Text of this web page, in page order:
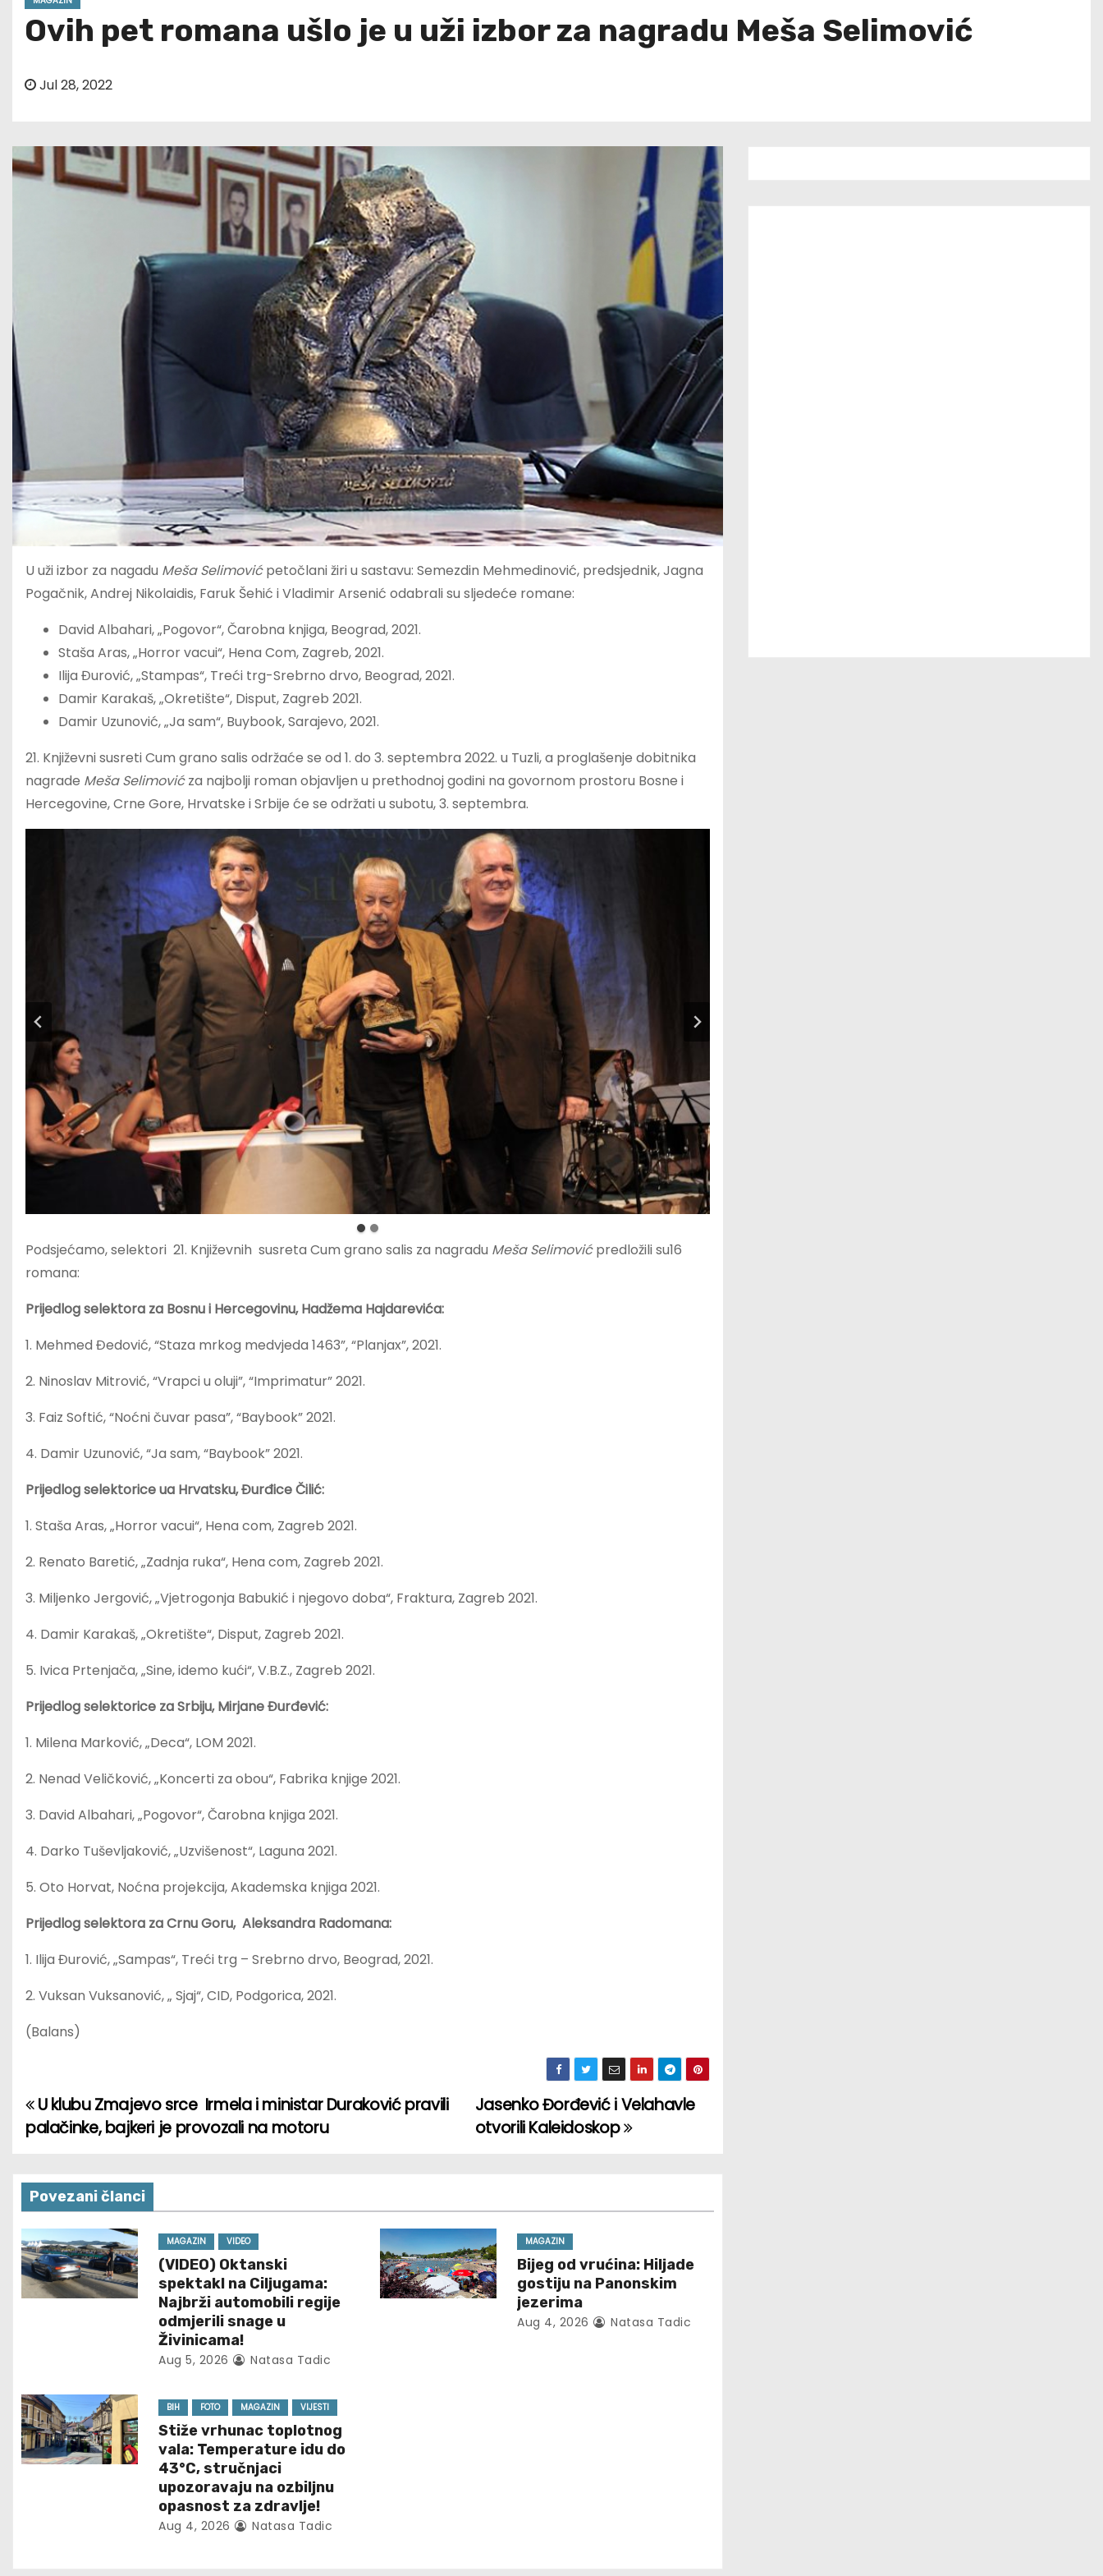
Ovih pet romana ušlo je u uži izbor za nagradu Meša Selimović
Jul 28, 2022
U uži izbor za nagadu Meša Selimovićpetočlani žiri u sastavu: Semezdin Mehmedinović, predsjednik, Jagna
Pogačnik, Andrej Nikolaidis, Faruk Šehić i Vladimir Arsenić odabrali su sljedeće romane:
David Albahari, „Pogovor“, Čarobna knjiga, Beograd, 2021.
Staša Aras, „Horror vacui“, Hena Com, Zagreb, 2021.
Ilija Đurović, „Stampas“, Treći trg-Srebrno drvo, Beograd, 2021.
Damir Karakaš, „Okretište“, Disput, Zagreb 2021.
Damir Uzunović, „Ja sam“, Buybook, Sarajevo, 2021.
21. Književni susreti Cum grano salis održaće se od 1. do 3. septembra 2022. u Tuzli, a proglašenje dobitnika
nagrade Meša Selimovićza najbolji roman objavljen u prethodnoj godini na govornom prostoru Bosne i
Hercegovine, Crne Gore, Hrvatske i Srbije će se održati u subotu, 3. septembra.
Podsjećamo, selektori 21. Književnih susreta Cum grano salis za nagradu Meša Selimovićpredložili su16
romana:
Prijedlog selektora za Bosnu i Hercegovinu, Hadžema Hajdarevića:
1. Mehmed Đedović, “Staza mrkog medvjeda 1463”, “Planjax”, 2021.
2. Ninoslav Mitrović, “Vrapci u oluji”, “Imprimatur” 2021.
3. Faiz Softić, “Noćni čuvar pasa”, “Baybook” 2021.
4. Damir Uzunović, “Ja sam, “Baybook” 2021.
Prijedlog selektorice ua Hrvatsku, Đurđice Čilić:
1. Staša Aras, „Horror vacui“, Hena com, Zagreb 2021.
2. Renato Baretić, „Zadnja ruka“, Hena com, Zagreb 2021.
3. Miljenko Jergović, „Vjetrogonja Babukić i njegovo doba“, Fraktura, Zagreb 2021.
4. Damir Karakaš, „Okretište“, Disput, Zagreb 2021.
5. Ivica Prtenjača, „Sine, idemo kući“, V.B.Z., Zagreb 2021.
Prijedlog selektorice za Srbiju, Mirjane Đurđević:
1. Milena Marković, „Deca“, LOM 2021.
2. Nenad Veličković, „Koncerti za obou“, Fabrika knjige 2021.
3. David Albahari, „Pogovor“, Čarobna knjiga 2021.
4. Darko Tuševljaković, „Uzvišenost“, Laguna 2021.
5. Oto Horvat, Noćna projekcija, Akademska knjiga 2021.
Prijedlog selektora za Crnu Goru, Aleksandra Radomana:
1. Ilija Đurović, „Sampas“, Treći trg – Srebrno drvo, Beograd, 2021.
2. Vuksan Vuksanović, „ Sjaj“, CID, Podgorica, 2021.
(Balans)
P
o
s
t
n
a
g
a
t
Jasenko Đorđević i Velahavle
otvorili Kaleidoskop
U klubu Zmajevo srce Irmela i ministar Duraković pravili
palačinke, bajkeri je provozali na motoru
Povezani članci
MAGAZIN VIDEO
(VIDEO) Oktanski
spektakl na Ciljugama:
Najbrži automobili regije
odmjerili snage u
Živinicama!
Aug 5, 2026 Natasa Tadic
MAGAZIN
Bijeg od vrućina: Hiljade
gostiju na Panonskim
jezerima
Aug 4, 2026 Natasa Tadic
BIH FOTO MAGAZIN VIJESTI
Stiže vrhunac toplotnog
vala: Temperature idu do
43°C, stručnjaci
upozoravaju na ozbiljnu
opasnost za zdravlje!
Aug 4, 2026 Natasa Tadic